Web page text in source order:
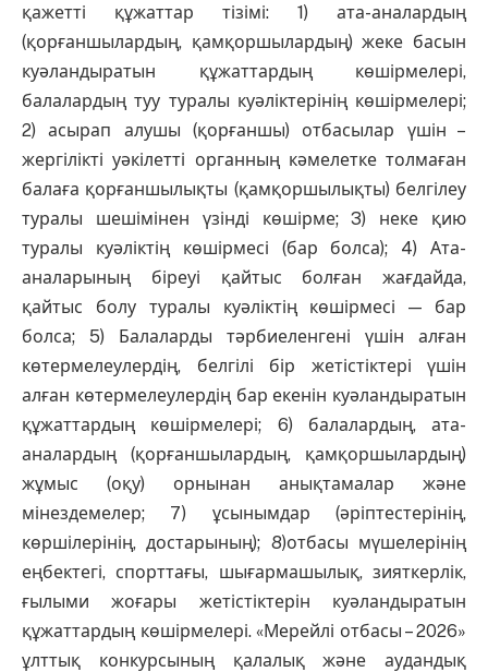
қажетті құжаттар тізімі: 1) ата-аналардың
(қорғаншылардың, қамқоршылардың) жеке басын
куәландыратын құжаттардың көшірмелері,
балалардың туу туралы куәліктерінің көшірмелері;
2) асырап алушы (қорғаншы) отбасылар үшін –
жергілікті уәкілетті органның кәмелетке толмаған
балаға қорғаншылықты (қамқоршылықты) белгілеу
туралы шешімінен үзінді көшірме; 3) неке қию
туралы куәліктің көшірмесі (бар болса); 4) Ата-
аналарының біреуі қайтыс болған жағдайда,
қайтыс болу туралы куәліктің көшірмесі — бар
болса; 5) Балаларды тәрбиеленгені үшін алған
көтермелеулердің, белгілі бір жетістіктері үшін
алған көтермелеулердің бар екенін куәландыратын
құжаттардың көшірмелері; 6) балалардың, ата-
аналардың (қорғаншылардың, қамқоршылардың)
жұмыс (оқу) орнынан анықтамалар және
мінездемелер; 7) ұсынымдар (әріптестерінің,
көршілерінің, достарының); 8)отбасы мүшелерінің
еңбектегі, спорттағы, шығармашылық, зияткерлік,
ғылыми жоғары жетістіктерін куәландыратын
құжаттардың көшірмелері. «Мерейлі отбасы – 2026»
ұлттық конкурсының қалалық және аудандық